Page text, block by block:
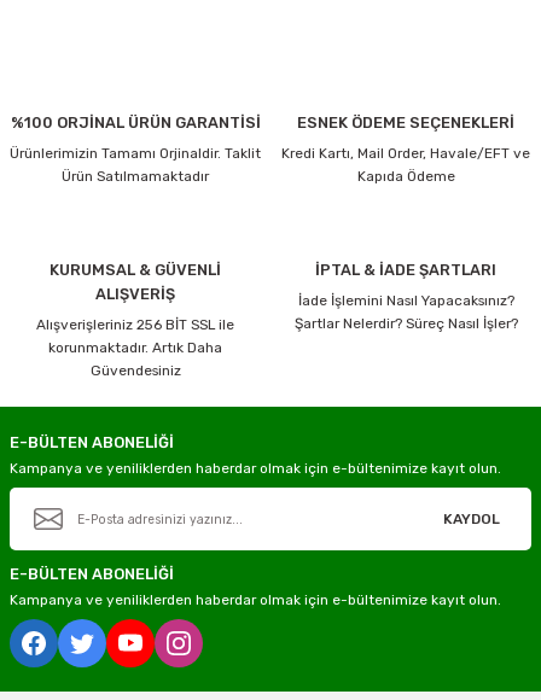
%100 ORJİNAL ÜRÜN GARANTİSİ
Ürünlerimizin Tamamı Orjinaldir. Taklit
Ürün Satılmamaktadır
ESNEK ÖDEME SEÇENEKLERİ
Kredi Kartı, Mail Order, Havale/EFT ve
Kapıda Ödeme
KURUMSAL & GÜVENLİ
ALIŞVERİŞ
Alışverişleriniz 256 BİT SSL ile
korunmaktadır. Artık Daha
Güvendesiniz
İPTAL & İADE ŞARTLARI
İade İşlemini Nasıl Yapacaksınız?
Şartlar Nelerdir? Süreç Nasıl İşler?
E-BÜLTEN ABONELİĞİ
Kampanya ve yeniliklerden haberdar olmak için e-bültenimize kayıt olun.
KAYDOL
E-BÜLTEN ABONELİĞİ
Kampanya ve yeniliklerden haberdar olmak için e-bültenimize kayıt olun.